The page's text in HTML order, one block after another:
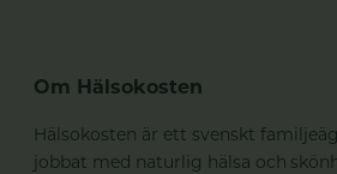
Om Hälsokosten
Hälsokosten är ett svenskt
jobbat med naturlig hälsa och